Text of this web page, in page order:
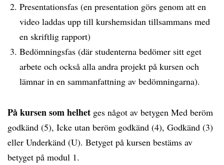
Presentationsfas (en presentation görs genom att en
video laddas upp till kurshemsidan tillsammans med
en skriftlig rapport)
Bedömningsfas (där studenterna bedömer sitt eget
arbete och också alla andra projekt på kursen och
lämnar in en sammanfattning av bedömningarna).
På kursen som helhet ges något av betygen Med beröm
godkänd (5), Icke utan beröm godkänd (4), Godkänd (3)
eller Underkänd (U). Betyget på kursen bestäms av
betyget på modul 1.